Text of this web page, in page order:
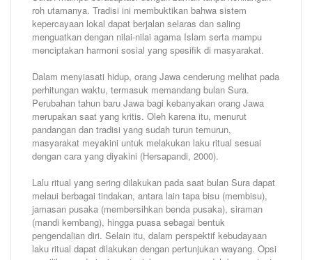
roh utamanya. Tradisi ini membuktikan bahwa sistem
kepercayaan lokal dapat berjalan selaras dan saling
menguatkan dengan nilai-nilai agama Islam serta mampu
menciptakan harmoni sosial yang spesifik di masyarakat.
Dalam menyiasati hidup, orang Jawa cenderung melihat pada
perhitungan waktu, termasuk memandang bulan Sura.
Perubahan tahun baru Jawa bagi kebanyakan orang Jawa
merupakan saat yang kritis. Oleh karena itu, menurut
pandangan dan tradisi yang sudah turun temurun,
masyarakat meyakini untuk melakukan laku ritual sesuai
dengan cara yang diyakini (Hersapandi, 2000).
Lalu ritual yang sering dilakukan pada saat bulan Sura dapat
melaui berbagai tindakan, antara lain tapa bisu (membisu),
jamasan pusaka (membersihkan benda pusaka), siraman
(mandi kembang), hingga puasa sebagai bentuk
pengendalian diri. Selain itu, dalam perspektif kebudayaan
laku ritual dapat dilakukan dengan pertunjukan wayang. Opsi